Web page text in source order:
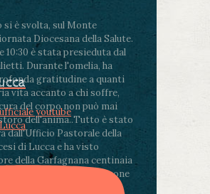
si è svolta, sul Monte
Diocesana della Salute.
10:30 è stata presieduta dal
Durante l'omelia, ha
gratitudine a quanti
vita accanto a chi soffre,
del corpo non può mai
dell'anima..Tutto è stato
dall'Ufficio Pastorale della
di Lucca e ha visto
della Garfagnana centinaia
sanitari, volontari e persone
youtube